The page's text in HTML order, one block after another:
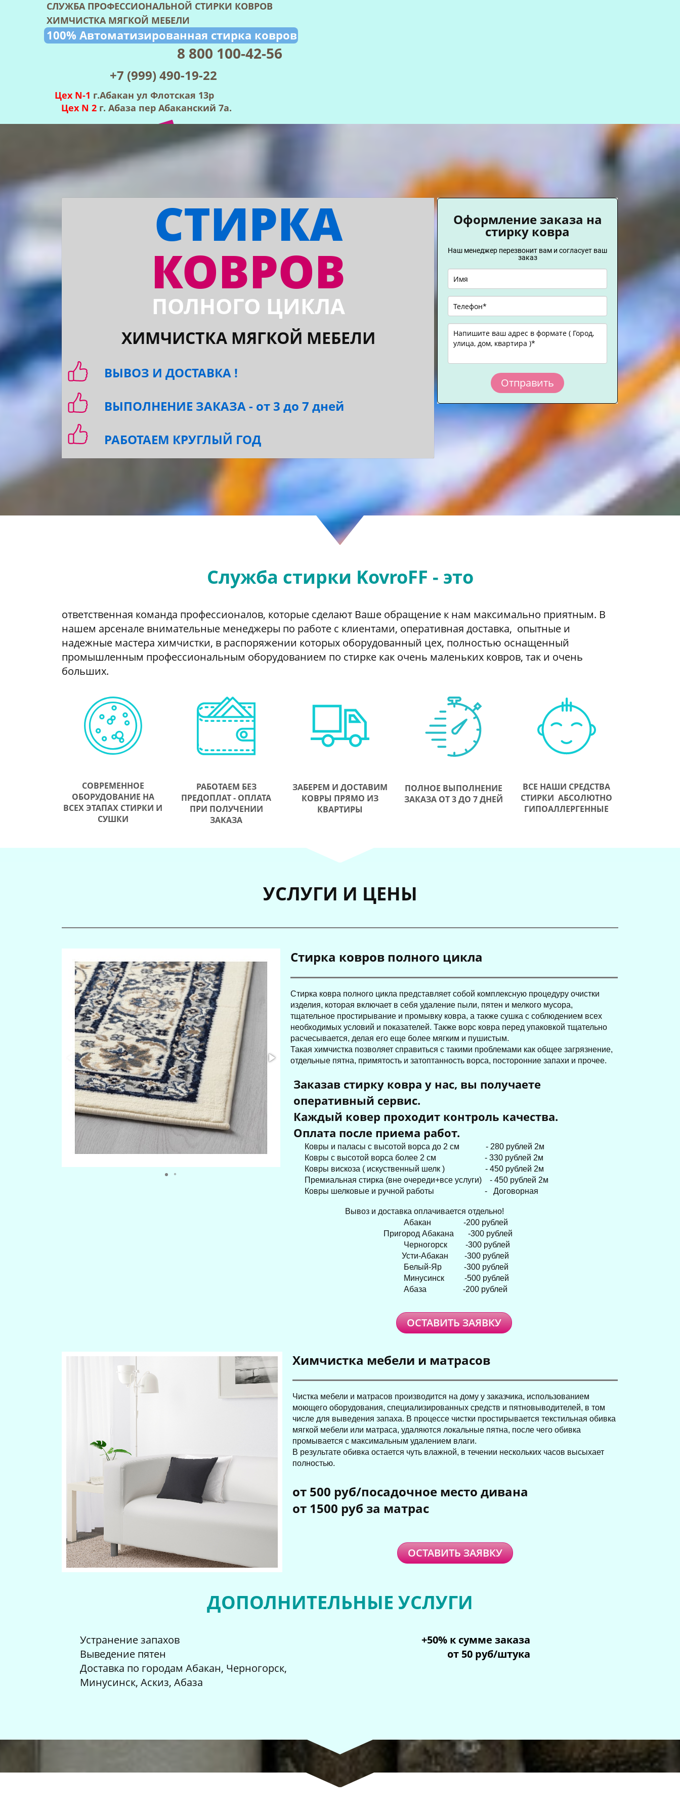
СЛУЖБА ПРОФЕССИОНАЛЬНОЙ СТИРКИ КОВРОВ
ХИМЧИСТКА МЯГКОЙ МЕБЕЛИ
100% Автоматизированная стирка ковров
8 800 100-42-56
+7 (999) 490-19-22
Цех N-1 г.Абакан ул Флотская 13р
Цех N 2 г. Абаза пер Абаканский 7а.
KovroFF
лучшее решение для вашего ковра
расчет онлайн СТИРКА
КОВРОВ
ПОЛНОГО ЦИКЛА
ХИМЧИСТКА МЯГКОЙ МЕБЕЛИ
ВЫВОЗ И ДОСТАВКА !
ВЫПОЛНЕНИЕ ЗАКАЗА - от 3 до 7 дней
РАБОТАЕМ КРУГЛЫЙ ГОД
Оформление заказа на
стирку ковра
Наш менеджер перезвонит вам и согласует ваш
заказ
Отправить
Служба стирки KovroFF - это
ответственная команда профессионалов, которые сделают Ваше обращение к нам максимально приятным. В
нашем арсенале внимательные менеджеры по работе с клиентами, оперативная доставка, опытные и
надежные мастера химчистки, в распоряжении которых оборудованный цех, полностью оснащенный
промышленным профессиональным оборудованием по стирке как очень маленьких ковров, так и очень
больших.
СОВРЕМЕННОЕ
ОБОРУДОВАНИЕ НА
ВСЕХ ЭТАПАХ СТИРКИ И
СУШКИ
РАБОТАЕМ БЕЗ
ПРЕДОПЛАТ - ОПЛАТА
ПРИ ПОЛУЧЕНИИ
ЗАКАЗА
ЗАБЕРЕМ И ДОСТАВИМ
КОВРЫ ПРЯМО ИЗ
КВАРТИРЫ
ПОЛНОЕ ВЫПОЛНЕНИЕ
ЗАКАЗА ОТ 3 ДО 7 ДНЕЙ
ВСЕ НАШИ СРЕДСТВА
СТИРКИ АБСОЛЮТНО
ГИПОАЛЛЕРГЕННЫЕ
УСЛУГИ И ЦЕНЫ
Стирка ковров полного цикла
Стирка ковра полного цикла представляет собой комплексную процедуру очистки
изделия, которая включает в себя удаление пыли, пятен и мелкого мусора,
тщательное простирывание и промывку ковра, а также сушка с соблюдением всех
необходимых условий и показателей. Также ворс ковра перед упаковкой тщательно
расчесывается, делая его еще более мягким и пушистым.
Такая химчистка позволяет справиться с такими проблемами как общее загрязнение,
отдельные пятна, примятость и затоптанность ворса, посторонние запахи и прочее.
Заказав стирку ковра у нас, вы получаете
оперативный сервис.
Каждый ковер проходит контроль качества.
Оплата после приема работ.
Ковры и паласы с высотой ворса до 2 см - 280 рублей 2м
Ковры с высотой ворса более 2 см - 330 рублей 2м
Ковры вискоза ( искуственный шелк ) - 450 рублей 2м
Премиальная стирка (вне очереди+все услуги) - 450 рублей 2м
Ковры шелковые и ручной работы - Договорная
Вывоз и доставка оплачивается отдельно!
Абакан -200 рублей
Пригород Абакана -300 рублей
Черногорск -300 рублей
Усти-Абакан -300 рублей
Белый-Яр -300 рублей
Минусинск -500 рублей
Абаза -200 рублей
ОСТАВИТЬ ЗАЯВКУ
Химчистка мебели и матрасов
Чистка мебели и матрасов производится на дому у заказчика, использованием
моющего оборудования, специализированных средств и пятновыводителей, в том
числе для выведения запаха. В процессе чистки простирывается текстильная обивка
мягкой мебели или матраса, удаляются локальные пятна, после чего обивка
промывается с максимальным удалением влаги.
В результате обивка остается чуть влажной, в течении нескольких часов высыхает
полностью.
от 500 руб/посадочное место дивана
от 1500 руб за матрас
ОСТАВИТЬ ЗАЯВКУ
ДОПОЛНИТЕЛЬНЫЕ УСЛУГИ
Устранение запахов
Выведение пятен
Доставка по городам Абакан, Черногорск,
Минусинск, Аскиз, Абаза
+50% к сумме заказа
от 50 руб/штука